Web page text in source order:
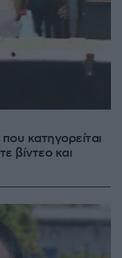
κατηγορείται
βίντεο και